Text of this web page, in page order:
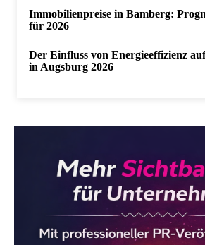
Immobilienpreise in Bamberg:
für 2026
Der Einfluss von Energieeffizienz
in Augsburg 2026